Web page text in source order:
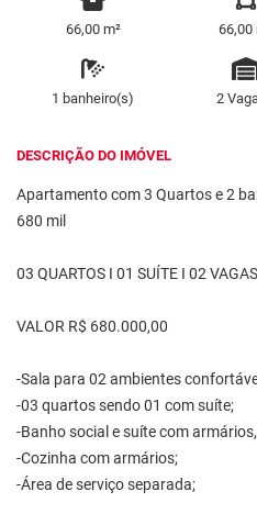
66,00 m² 66,00
1 banheiro(s) 2
DESCRIÇÃO DO IMÓVEL
Apartamento com 3 Quartos e 2
680 mil
03 QUARTOS I 01 SUÍTE I 02
VALOR R$ 680.000,00
-Sala para 02 ambientes
-03 quartos sendo 01 com suíte;
-Banho social e suíte com
-Cozinha com armários;
-Área de serviço separada;